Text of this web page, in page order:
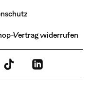
Vertrag widerrufen